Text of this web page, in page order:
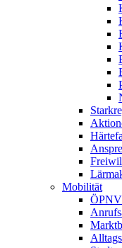
Mobilität
ÖPNV